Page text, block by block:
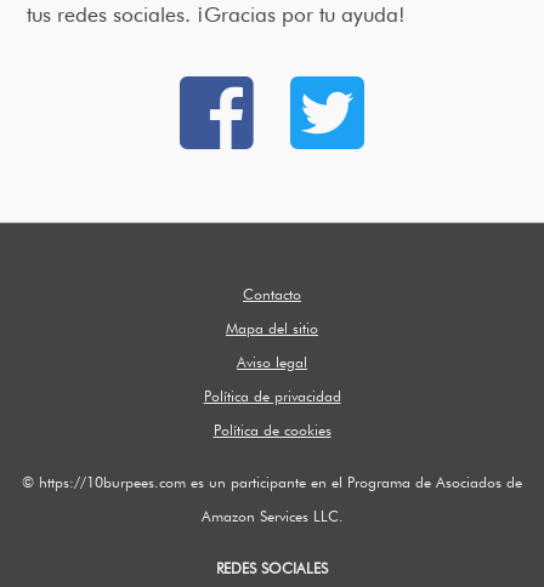
tus redes sociales. ¡Gracias por tu ayuda!
Contacto
Mapa del sitio
Aviso legal
Política de privacidad
Política de cookies
© https://10burpees.com es un participante en el Programa de Asociados de
Amazon Services LLC.
REDES SOCIALES